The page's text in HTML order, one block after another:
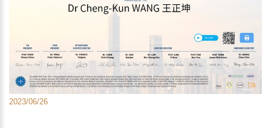
2023/06/26